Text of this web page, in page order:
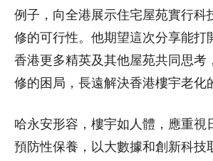
例子，向全港展示住宅屋苑實行科
修的可行性。他期望這次分享能打
香港更多精英及其他屋苑共同思考
修的困局，長遠解決香港樓宇老化
哈永安形容，樓宇如人體，應重視
預防性保養，以大數據和創新科技